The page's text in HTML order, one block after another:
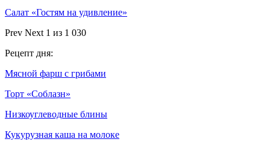
Салат «Гостям на удивление»
Prev Next 1 из 1 030
Рецепт дня:
Мясной фарш с грибами
Торт «Соблазн»
Низкоуглеводные блины
Кукурузная каша на молоке